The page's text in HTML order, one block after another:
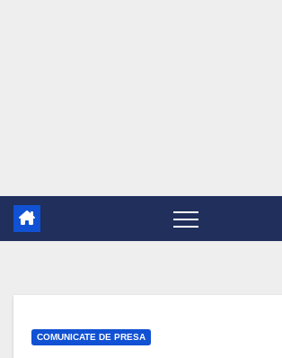
COMUNICATE DE PRESA